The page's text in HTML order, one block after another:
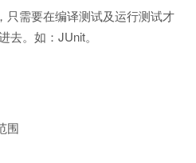
只需要在编译测试及运行测试才
去。如：JUnit。
围